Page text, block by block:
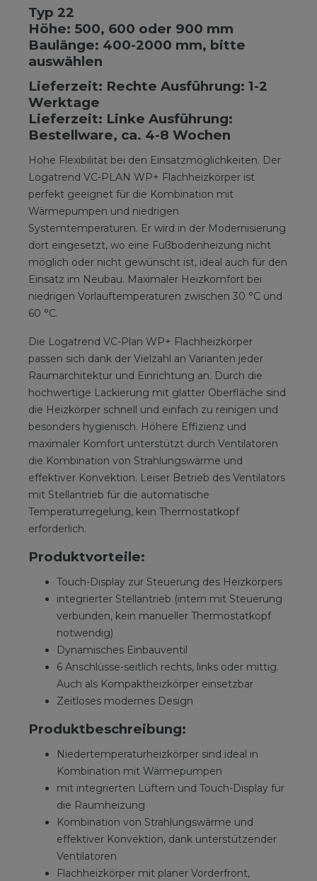
Typ 22
Höhe: 500, 600 oder 900 mm
Baulänge: 400-2000 mm, bitte
auswählen
Lieferzeit: Rechte Ausführung: 1-2
Werktage
Lieferzeit: Linke Ausführung:
Bestellware, ca. 4-8 Wochen
Hohe Flexibilität bei den Einsatzmöglichkeiten. Der
Logatrend VC-PLAN WP+ Flachheizkörper ist
perfekt geeignet für die Kombination mit
Wärmepumpen und niedrigen
Systemtemperaturen. Er wird in der Modernisierung
dort eingesetzt, wo eine Fußbodenheizung nicht
möglich oder nicht gewünscht ist, ideal auch für den
Einsatz im Neubau. Maximaler Heizkomfort bei
niedrigen Vorlauftemperaturen zwischen 30 °C und
60 °C.
Die Logatrend VC-Plan WP+ Flachheizkörper
passen sich dank der Vielzahl an Varianten jeder
Raumarchitektur und Einrichtung an. Durch die
hochwertige Lackierung mit glatter Oberfläche sind
die Heizkörper schnell und einfach zu reinigen und
besonders hygienisch. Höhere Effizienz und
maximaler Komfort unterstützt durch Ventilatoren
die Kombination von Strahlungswärme und
effektiver Konvektion. Leiser Betrieb des Ventilators
mit Stellantrieb für die automatische
Temperaturregelung, kein Thermostatkopf
erforderlich.
Produktvorteile:
Touch-Display zur Steuerung des Heizkörpers
integrierter Stellantrieb (intern mit Steuerung
verbunden, kein manueller Thermostatkopf
notwendig)
Dynamisches Einbauventil
6 Anschlüsse-seitlich rechts, links oder mittig.
Auch als Kompaktheizkörper einsetzbar
Zeitloses modernes Design
Produktbeschreibung:
Niedertemperaturheizkörper sind ideal in
Kombination mit Wärmepumpen
mit integrierten Lüftern und Touch-Display für
die Raumheizung
Kombination von Strahlungswärme und
effektiver Konvektion, dank unterstützender
Ventilatoren
Flachheizkörper mit planer Vorderfront,